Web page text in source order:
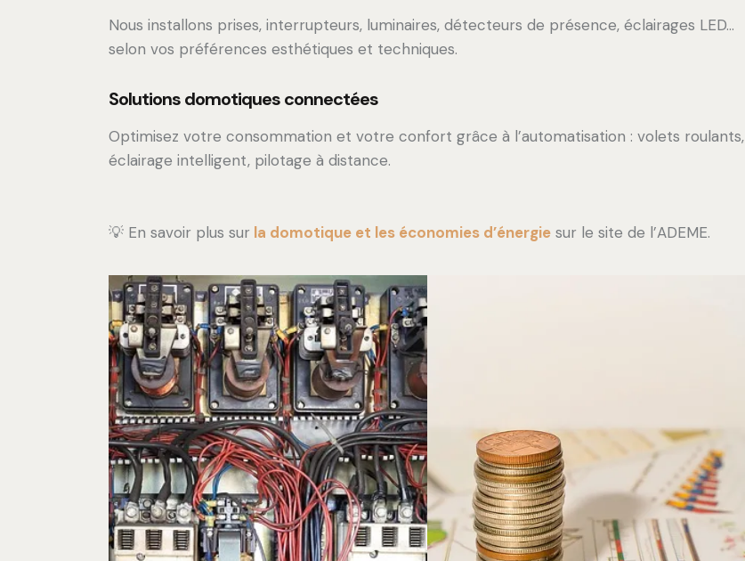
Nous installons prises, interrupteurs, luminaires, détecteurs de présence, éclairages LED…
selon vos préférences esthétiques et techniques.
Solutions domotiques connectées
Optimisez votre consommation et votre confort grâce à l’automatisation : volets roulants,
éclairage intelligent, pilotage à distance.
💡 En savoir plus sur la domotique et les économies d’énergie sur le site de l’ADEME.